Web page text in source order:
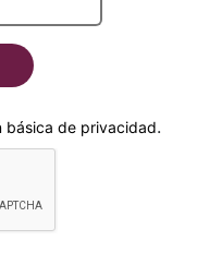
básica de privacidad.